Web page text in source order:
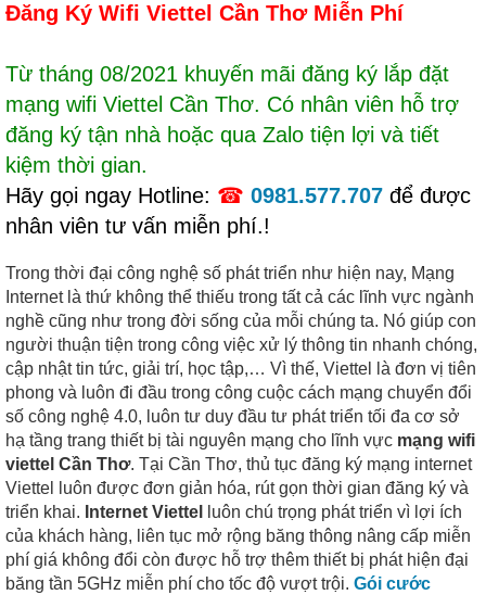
Đăng Ký Wifi Viettel Cần ThơMiễn Phí
Từ tháng 08/2021 khuyến mãi đăng ký lắp đặt
mạng wifi Viettel Cần Thơ. Có nhân viên hỗ trợ
đăng ký tận nhà hoặc qua Zalo tiện lợi và tiết
kiệm thời gian.
Hãy gọi ngay Hotline: ☎ 0981.577.707 để được
nhân viên tư vấn miễn phí.!
Trong thời đại công nghệ số phát triển như hiện nay, Mạng
Internet là thứ không thể thiếu trong tất cả các lĩnh vực ngành
nghề cũng như trong đời sống của mỗi chúng ta. Nó giúp con
người thuận tiện trong công việc xử lý thông tin nhanh chóng,
cập nhật tin tức, giải trí, học tập,… Vì thế, Viettel là đơn vị tiên
phong và luôn đi đầu trong công cuộc cách mạng chuyển đổi
số công nghệ 4.0, luôn tư duy đầu tư phát triển tối đa cơ sở
hạ tầng trang thiết bị tài nguyên mạng cho lĩnh vực mạng wifi
viettel Cần Thơ. Tại Cần Thơ, thủ tục đăng ký mạng internet
Viettel luôn được đơn giản hóa, rút gọn thời gian đăng ký và
triển khai. Internet Viettel
luôn chú trọng phát triển vì lợi ích
của khách hàng, liên tục mở rộng băng thông nâng cấp miễn
phí giá không đổi còn được hỗ trợ thêm thiết bị phát hiện đại
băng tần 5GHz miễn phí cho tốc độ vượt trội. Gói cước